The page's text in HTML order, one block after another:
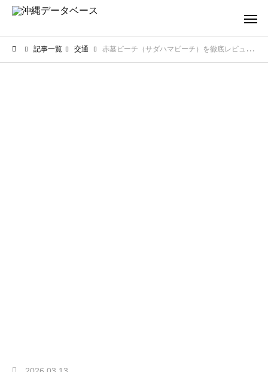
記事一覧 交通 赤墓ビーチ（サダハマビーチ）を徹底レビュー！駐車場やアクセス方法を詳しく解説